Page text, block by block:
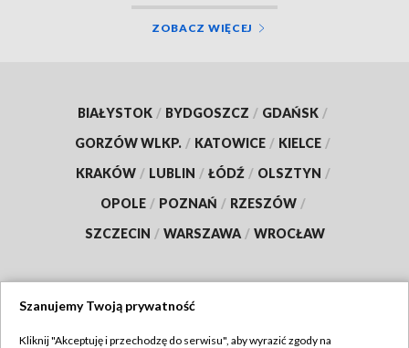
ZOBACZ WIĘCEJ
BIAŁYSTOK / BYDGOSZCZ / GDAŃSK /
GORZÓW WLKP. / KATOWICE / KIELCE /
KRAKÓW / LUBLIN / ŁÓDŹ / OLSZTYN /
OPOLE / POZNAŃ / RZESZÓW /
SZCZECIN / WARSZAWA / WROCŁAW
Szanujemy Twoją prywatność
Kliknij "Akceptuję i przechodzę do serwisu", aby wyrazić zgody na